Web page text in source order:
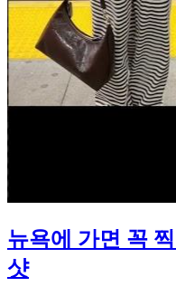
뉴욕에 가면 꼭
샷